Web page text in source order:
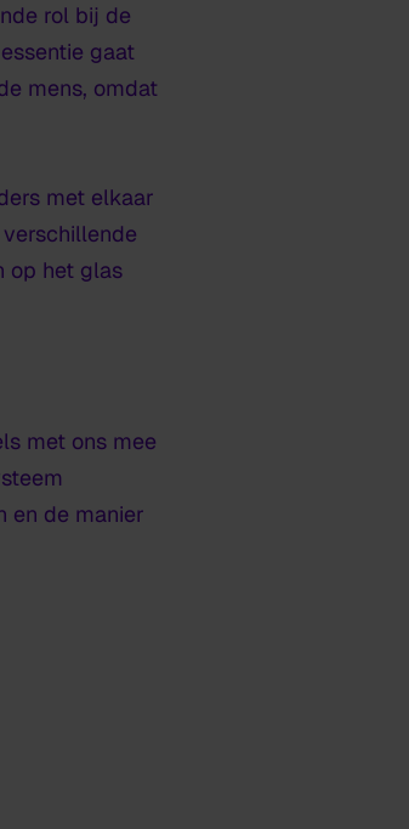
rol bij de
gaat
mens, omdat
met elkaar
op het glas
met ons mee
en de manier